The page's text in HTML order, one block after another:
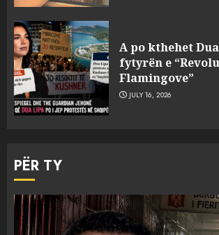
A po kthehet
fytyrën e
Flamingove”
JULY 16, 2026
PËR TY
3
racist në rrjetet
gazetarit grek
shqiptare: Je
nuk duhet të
4
burgosur